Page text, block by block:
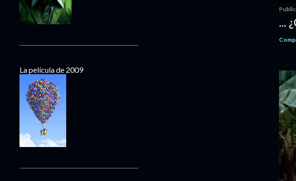
...
La película de 2009